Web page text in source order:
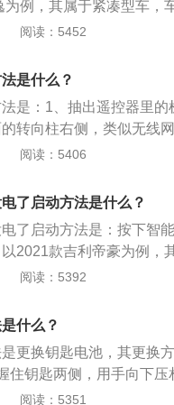
例，其属于紧凑型车，
轴距为2712mm，油箱容
最大马力是139ps，最大
动变速箱。
阅读：5452
是什么？
是：1、抽出遥控器里的
转向柱右侧，类似无线
：长4933mm、宽
悬架，其搭载了1.4l涡轮
最大扭矩是250nm，与其
阅读：5406
了启动方法是什么？
了启动方法是：按下智
2021款吉利帝豪为例，
、高1470mm，轴距为
，最大功率是80kw，
阅读：5392
什么？
更换钥匙电池，其更换
住钥匙两侧，用手向下压
以2021款手动风尚版大
阅读：5351